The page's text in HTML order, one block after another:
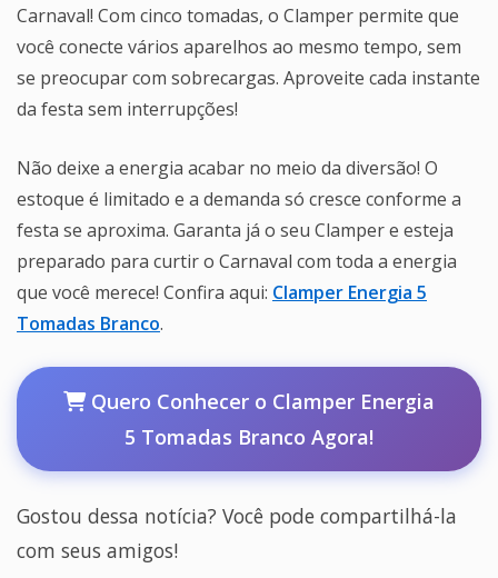
Carnaval! Com cinco tomadas, o Clamper permite que
você conecte vários aparelhos ao mesmo tempo, sem
se preocupar com sobrecargas. Aproveite cada instante
da festa sem interrupções!
Não deixe a energia acabar no meio da diversão! O
estoque é limitado e a demanda só cresce conforme a
festa se aproxima. Garanta já o seu Clamper e esteja
preparado para curtir o Carnaval com toda a energia
que você merece! Confira aqui: Clamper Energia 5
Tomadas Branco.
Quero Conhecer o Clamper Energia
5 Tomadas Branco Agora!
Gostou dessa notícia? Você pode compartilhá-la
com seus amigos!